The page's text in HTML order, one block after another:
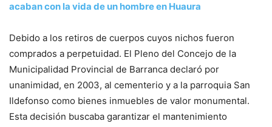
acaban con la vida de un hombre en Huaura
Debido a los retiros de cuerpos cuyos nichos fueron
comprados a perpetuidad. El Pleno del Concejo de la
Municipalidad Provincial de Barranca declaró por
unanimidad, en 2003, al cementerio y a la parroquia San
Ildefonso como bienes inmuebles de valor monumental.
Esta decisión buscaba garantizar el mantenimiento